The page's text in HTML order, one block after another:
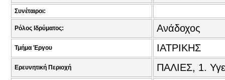
Συνέταιροι:
Ρόλος Ιδρύματος: Ανάδοχος
Τμήμα Έργου ΙΑΤΡΙΚΗΣ
Ερευνητική Περιοχή ΠΑΛΙΕΣ, 1.